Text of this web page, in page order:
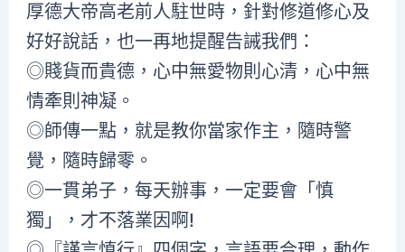
厚德大帝高老前人駐世時，針對修道修心及
好好說話，也一再地提醒告誡我們：
◎賤貨而貴德，心中無愛物則心清，心中無
情牽則神凝。
◎師傳一點，就是教你當家作主，隨時警
覺，隨時歸零。
◎一貫弟子，每天辦事，一定要會「慎
獨」，才不落業因啊!